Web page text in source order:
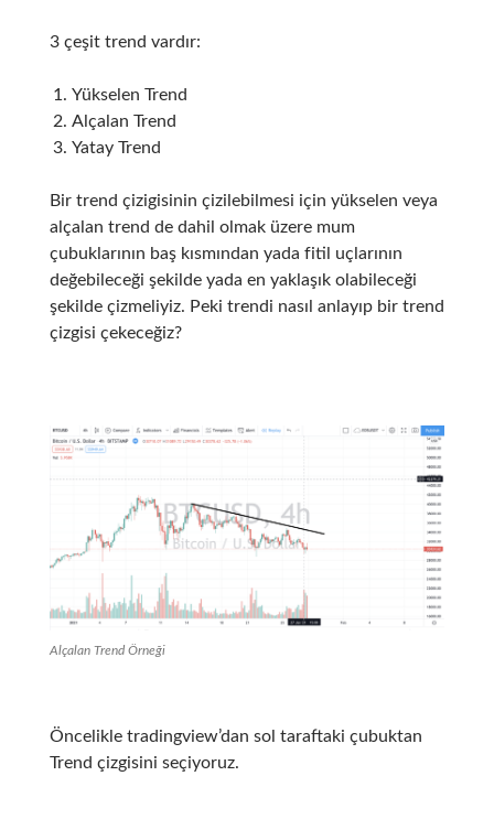
3 çeşit trend vardır:
Yükselen Trend
Alçalan Trend
Yatay Trend
Bir trend çizigisinin çizilebilmesi için yükselen veya
alçalan trend de dahil olmak üzere mum
çubuklarının baş kısmından yada fitil uçlarının
değebileceği şekilde yada en yaklaşık olabileceği
şekilde çizmeliyiz. Peki trendi nasıl anlayıp bir trend
çizgisi çekeceğiz?
Alçalan Trend Örneği
Öncelikle tradingview’dan sol taraftaki çubuktan
Trend çizgisini seçiyoruz.